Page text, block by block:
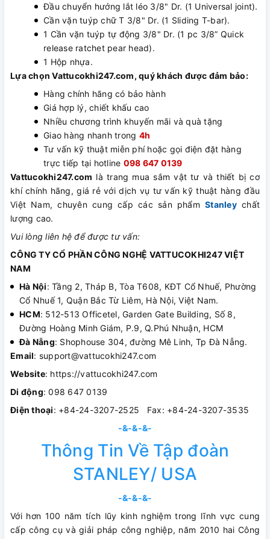
Đầu chuyển hướng lắt léo 3/8" Dr. (1 Universal joint).
Cần vặn tuýp chữ T 3/8" Dr. (1 Sliding T-bar).
1 Cần vặn tuýp tự động 3/8" Dr. (1 pc 3/8” Quick
release ratchet pear head).
1 Hộp nhựa.
Lựa chọn Vattucokhi247.com, quý khách được đảm bảo:
Hàng chính hãng có bảo hành
Giá hợp lý, chiết khấu cao
Nhiều chương trình khuyến mãi và quà tặng
Giao hàng nhanh trong 4h
Tư vấn kỹ thuật miễn phí hoặc gọi điện đặt hàng
trực tiếp tại hotline 098 647 0139
Vattucokhi247.com là trang mua sắm vật tư và thiết bị cơ
khí chính hãng, giá rẻ với dịch vụ tư vấn kỹ thuật hàng đầu
Việt Nam, chuyên cung cấp các sản phẩmStanleychất
lượng cao.
Vui lòng liên hệ để được tư vấn:
CÔNG TY CỔ PHẦN CÔNG NGHỆ VATTUCOKHI247 VIỆT
NAM
Hà Nội: Tầng 2, Tháp B, Tòa T608, KĐT Cổ Nhuế, Phường
Cổ Nhuế 1, Quận Bắc Từ Liêm, Hà Nội, Việt Nam.
HCM: 512-513 Officetel, Garden Gate Building, Số 8,
Đường Hoàng Minh Giám, P.9, Q.Phú Nhuận, HCM
Đà Nẵng: Shophouse 304, đường Mê Linh, Tp Đà Nẵng.
Email: support@vattucokhi247.com
Website: https://vattucokhi247.com
Di động: 098 647 0139
Điện thoại: +84-24-3207-2525 Fax: +84-24-3207-3535
-&-&-&-
Thông Tin Về Tập đoàn
STANLEY/ USA
-&-&-&-
Với hơn 100 năm tích lũy kinh nghiệm trong lĩnh vực cung
cấp công cụ và giải pháp công nghiệp, năm 2010 hai Công